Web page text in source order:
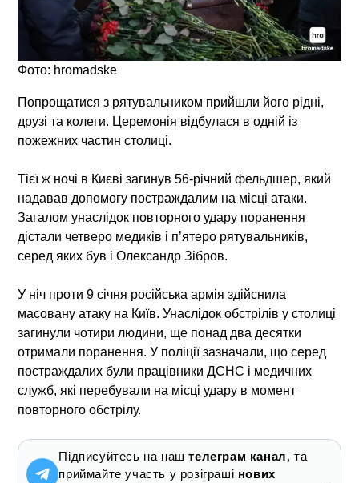
Фото: hromadske
Попрощатися з рятувальником прийшли його рідні,
друзі та колеги. Церемонія відбулася в одній із
пожежних частин столиці.
Тієї ж ночі в Києві загинув 56-річний фельдшер, який
надавав допомогу постраждалим на місці атаки.
Загалом унаслідок повторного удару поранення
дістали четверо медиків і п’ятеро рятувальників,
серед яких був і Олександр Зібров.
У ніч проти 9 січня російська армія здійснила
масовану атаку на Київ. Унаслідок обстрілів у столиці
загинули чотири людини, ще понад два десятки
отримали поранення. У поліції зазначали, що серед
постраждалих були працівники ДСНС і медичних
служб, які перебували на місці удару в момент
повторного обстрілу.
Підписуйтесь на наштелеграм канал, та
приймайте участь у розіграші нових